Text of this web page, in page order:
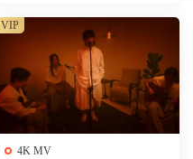
4K MV
VIP